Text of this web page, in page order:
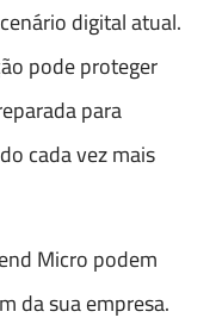
digital atual.
pode proteger
para
cada vez mais
Micro podem
da sua empresa.